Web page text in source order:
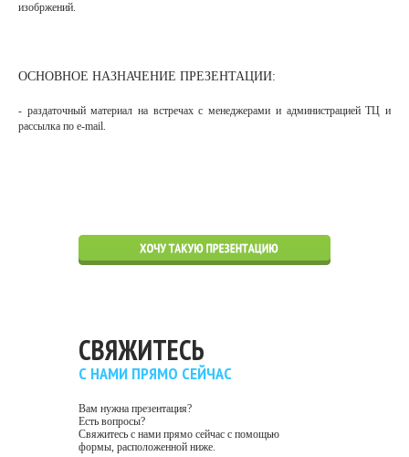
изобржений.
ОСНОВНОЕ НАЗНАЧЕНИЕ ПРЕЗЕНТАЦИИ:
- раздаточный материал на встречах с менеджерами и администрацией ТЦ и
рассылка по e-mail.
СВЯЖИТЕСЬ
С НАМИ ПРЯМО СЕЙЧАС
Вам нужна презентация?
Есть вопросы?
Свяжитесь с нами прямо сейчас с помощью
формы, расположенной ниже.